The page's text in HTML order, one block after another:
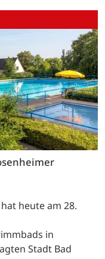
heute am 28.
in
Stadt Bad